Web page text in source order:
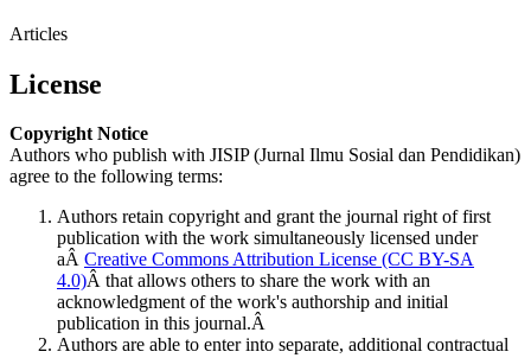
Articles
License
Copyright Notice
Authors who publish with JISIP (Jurnal Ilmu Sosial dan Pendidikan)
agree to the following terms:
Authors retain copyright and grant the journal right of first
publication with the work simultaneously licensed under
aÂ Creative Commons Attribution License (CC BY-SA
4.0)Â that allows others to share the work with an
acknowledgment of the work's authorship and initial
publication in this journal.Â
Authors are able to enter into separate, additional contractual